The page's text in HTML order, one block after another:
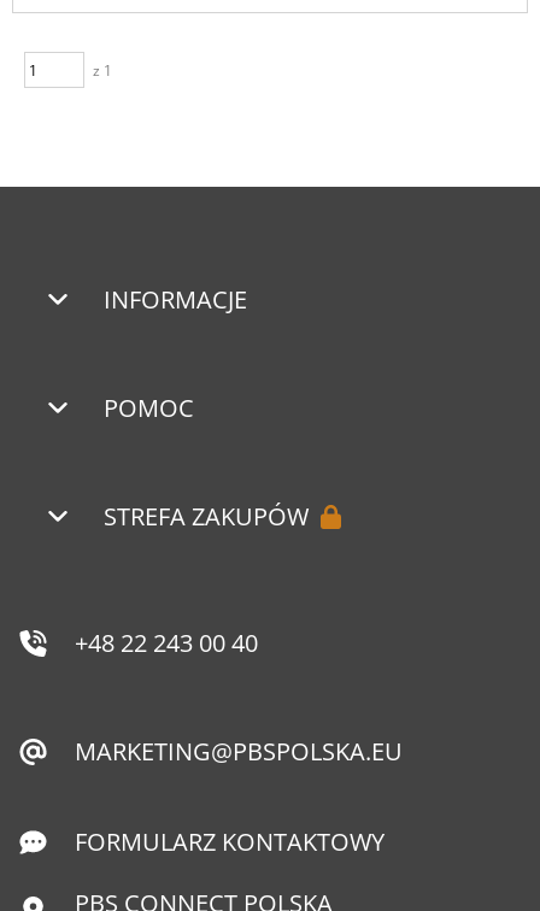
z 1
INFORMACJE
POMOC
STREFA ZAKUPÓW
+48 22 243 00 40
MARKETING@PBSPOLSKA.EU
FORMULARZ KONTAKTOWY
PBS CONNECT POLSKA